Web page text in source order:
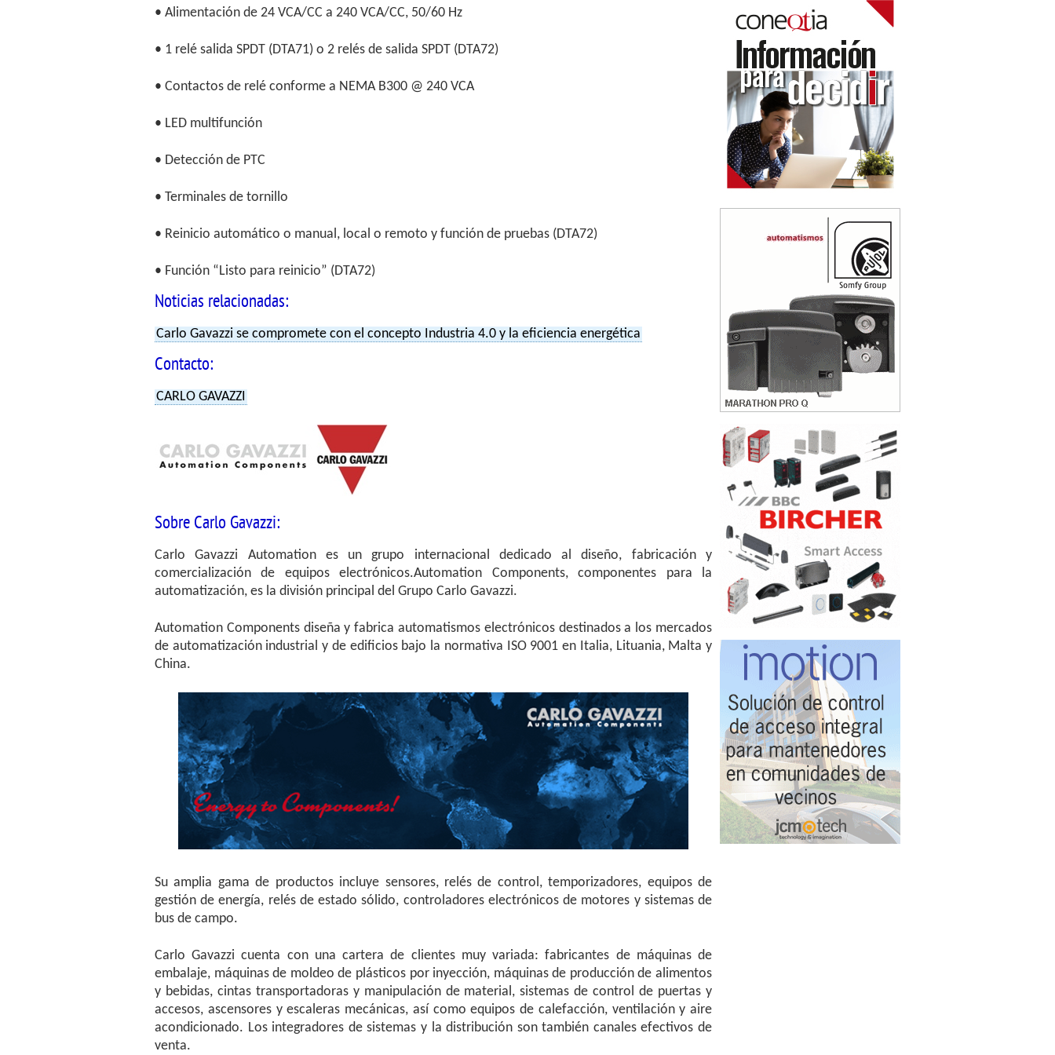
• Alimentación de 24 VCA/CC a 240 VCA/CC, 50/60 Hz
• 1 relé salida SPDT (DTA71) o 2 relés de salida SPDT (DTA72)
• Contactos de relé conforme a NEMA B300 @ 240 VCA
• LED multifunción
• Detección de PTC
• Terminales de tornillo
• Reinicio automático o manual, local o remoto y función de pruebas (DTA72)
• Función “Listo para reinicio” (DTA72)
Noticias relacionadas:
Carlo Gavazzi se compromete con el concepto Industria 4.0 y la eficiencia energética
Contacto:
CARLO GAVAZZI
Sobre Carlo Gavazzi:
Carlo Gavazzi Automation es un grupo internacional dedicado al diseño, fabricación y
comercialización de equipos electrónicos.Automation Components, componentes para la
automatización, es la división principal del Grupo Carlo Gavazzi.
Automation Components diseña y fabrica automatismos electrónicos destinados a los mercados
de automatización industrial y de edificios bajo la normativa ISO 9001 en Italia, Lituania, Malta y
China.
Su amplia gama de productos incluye sensores, relés de control, temporizadores, equipos de
gestión de energía, relés de estado sólido, controladores electrónicos de motores y sistemas de
bus de campo.
Carlo Gavazzi cuenta con una cartera de clientes muy variada: fabricantes de máquinas de
embalaje, máquinas de moldeo de plásticos por inyección, máquinas de producción de alimentos
y bebidas, cintas transportadoras y manipulación de material, sistemas de control de puertas y
accesos, ascensores y escaleras mecánicas, así como equipos de calefacción, ventilación y aire
acondicionado. Los integradores de sistemas y la distribución son también canales efectivos de
venta.